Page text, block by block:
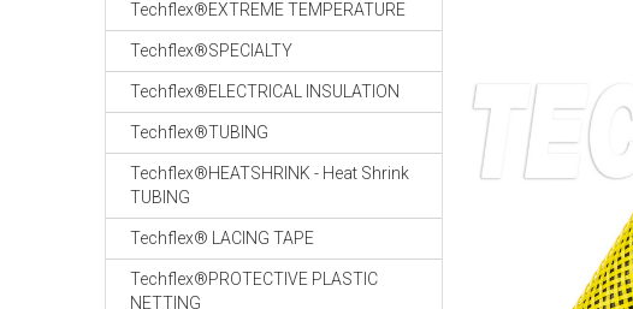
Techflex®EXTREME TEMPERATURE
Techflex®SPECIALTY
Techflex®ELECTRICAL INSULATION
Techflex®TUBING
Techflex®HEATSHRINK - Heat Shrink
TUBING
Techflex® LACING TAPE
Techflex®PROTECTIVE PLASTIC
NETTING